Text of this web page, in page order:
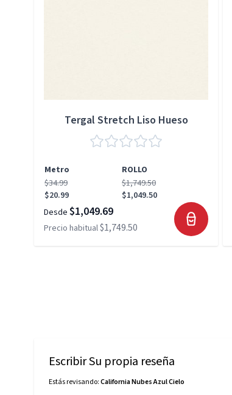
Tergal Stretch Liso Hueso
Metro
ROLLO
$34.99
$20.99
$1,749.50
$1,049.50
Desde $1,049.69
Precio habitual$1,749.50
Escribir Su propia reseña
Estás revisando:California Nubes Azul Cielo